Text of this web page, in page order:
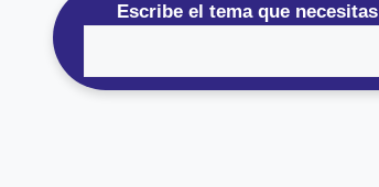
Escribe el tema que necesitas